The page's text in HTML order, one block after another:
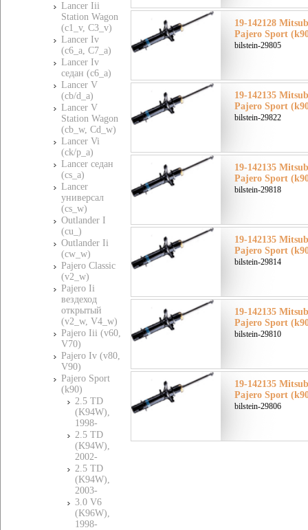
Lancer Iii
Station Wagon
(c1_v, C3_v)
Lancer Iv
(c6_a, C7_a)
Lancer Iv
седан (c6_a)
Lancer V
(cb/d_a)
Lancer V
Station Wagon
(cb_w, Cd_w)
Lancer Vi
(ck/p_a)
Lancer седан
(cs_a)
Lancer
универсал
(cs_w)
Outlander I
(cu_)
Outlander Ii
(cw_w)
Pajero Classic
(v2_w)
Pajero Ii
вездеход
открытый
(v2_w, V4_w)
Pajero Iii (v60,
V70)
Pajero Iv (v80,
V90)
Pajero Sport
(k90)
2.5 TD
(K94W),
1998-
2.5 TD
(K94W),
2002-
2.5 TD
(K94W),
2003-
3.0 V6
(K96W),
1998-
19-142128
Pajero Sport
bilstein-29805
19-142135
Pajero Sport
bilstein-29822
19-142135
Pajero Sport
bilstein-29818
19-142135
Pajero Sport
bilstein-29814
19-142135
Pajero Sport
bilstein-29810
19-142135
Pajero Sport
bilstein-29806